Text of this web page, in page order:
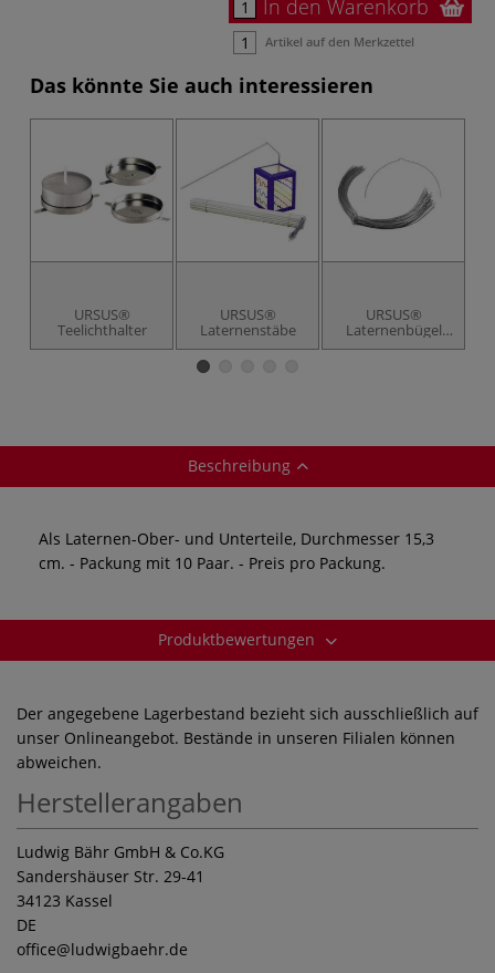
In den Warenkorb
Artikel auf den Merkzettel
Das könnte Sie auch interessieren
URSUS®
Teelichthalter
URSUS®
Laternenstäbe
URSUS®
Laternenbügel
aus Draht
Beschreibung
Als Laternen-Ober- und Unterteile, Durchmesser 15,3
cm. - Packung mit 10 Paar. - Preis pro Packung.
Produktbewertungen
Der angegebene Lagerbestand bezieht sich ausschließlich auf
unser Onlineangebot. Bestände in unseren Filialen können
abweichen.
Herstellerangaben
Ludwig Bähr GmbH & Co.KG
Sandershäuser Str. 29-41
34123 Kassel
DE
office@ludwigbaehr.de